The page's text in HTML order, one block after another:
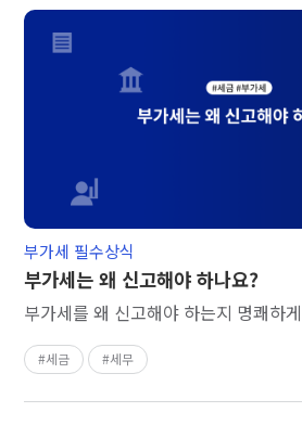
부가세는 왜 신고해야 하나요?
부가세를 왜 신고해야 하는지 명쾌하
부가세 필수상식
세금 세무